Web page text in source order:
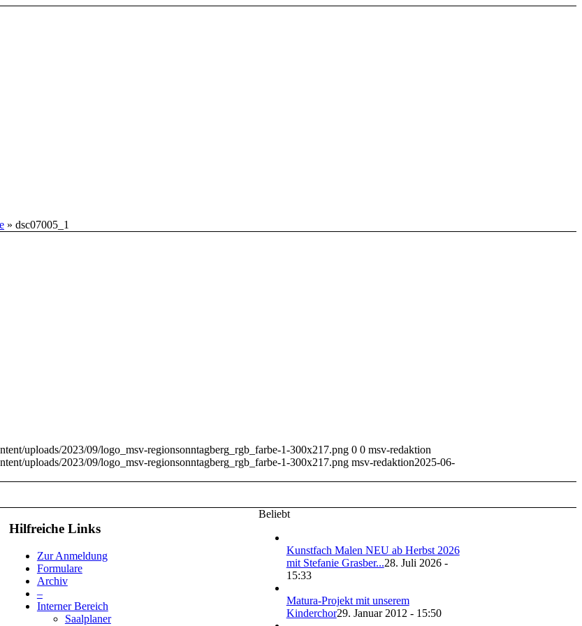
» dsc07005_1
uploads/2023/09/logo_msv-regionsonntagberg_rgb_farbe-1-300x217.png 0 0 msv-redaktion
uploads/2023/09/logo_msv-regionsonntagberg_rgb_farbe-1-300x217.png msv-redaktion2025-06-
Hilfreiche Links
Zur Anmeldung
Formulare
Archiv
–
Interner Bereich
Saalplaner
Beliebt
Kunstfach Malen NEU ab Herbst 2026
mit Stefanie Grasber...28. Juli 2026 -
15:33
Matura-Projekt mit unserem
Kinderchor29. Januar 2012 - 15:50